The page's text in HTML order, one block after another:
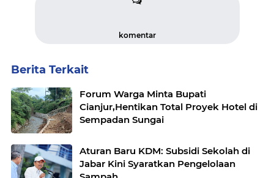
komentar
Berita Terkait
Forum Warga Minta Bupati
Cianjur,Hentikan Total Proyek Hotel di
Sempadan Sungai
Aturan Baru KDM: Subsidi Sekolah di
Jabar Kini Syaratkan Pengelolaan